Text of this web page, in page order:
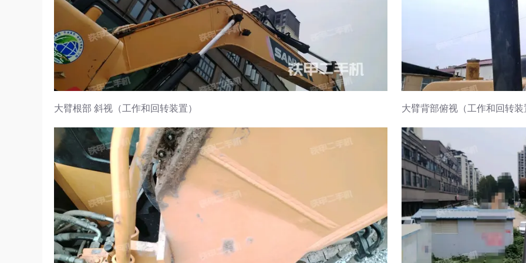
大臂根部 斜视（工作和回转装置） 大臂背部俯视（工作和回转装